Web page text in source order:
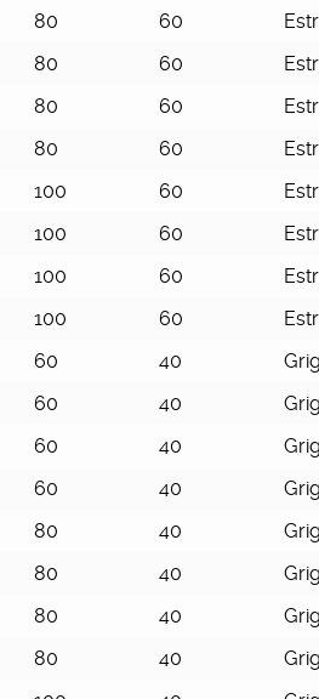
80 60
80 60
80 60
80 60
100 60
100 60
100 60
100 60
60 40
60 40
60 40
60 40
80 40
80 40
80 40
80 40